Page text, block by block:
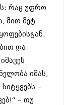
რაც უფრო
მით მეტ
და
იმას,
–
– თუ